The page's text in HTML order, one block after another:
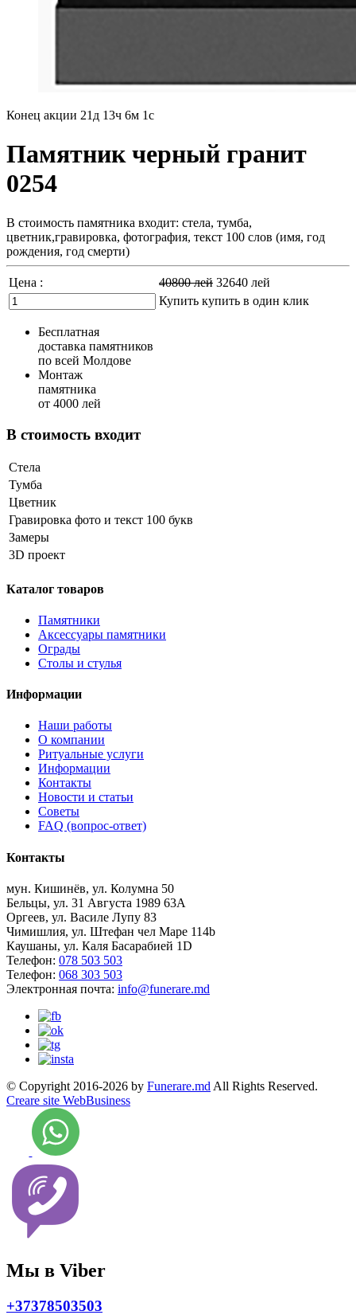
Конец акции 21д 13ч 5м 59с
Памятник черный гранит
0254
В стоимость памятника входит: стела, тумба,
цветник,гравировка, фотография, текст 100 слов (имя, год
рождения, год смерти)
Цена : 40800лей 32640 лей
Купить купить в один клик
Бесплатная
доставка памятников
по всей Молдове
Монтаж
памятника
от 4000 лей
В стоимость входит
Стела
Тумба
Цветник
Гравировка фото и текст 100 букв
Замеры
3D проект
Каталог товаров
Памятники
Аксессуары памятники
Ограды
Столы и стулья
Информации
Наши работы
О компании
Ритуальные услуги
Информации
Контакты
Новости и статьи
Советы
FAQ (вопрос-ответ)
Контакты
мун. Кишинёв, ул. Колумна 50
Бельцы, ул. 31 Августа 1989 63А
Оргеев, ул. Василе Лупу 83
Чимишлия, ул. Штефан чел Маре 114b
Каушаны, ул. Каля Басарабией 1D
Телефон: 078 503 503
Телефон: 068 303 503
Электронная почта: info@funerare.md
© Copyright 2016-2026 by Funerare.md All Rights Reserved.
Creare site WebBusiness
Мы в Viber
+37378503503